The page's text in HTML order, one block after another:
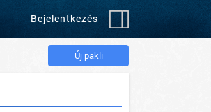
Bejelentkezés
Új pakli